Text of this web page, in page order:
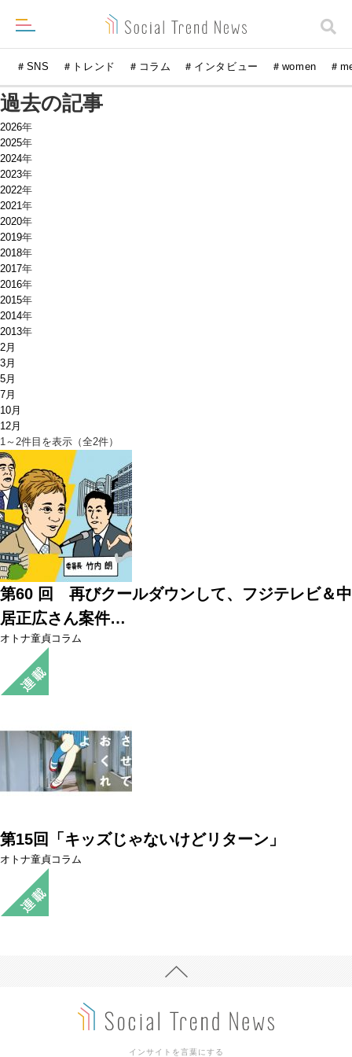
＃SNS ＃トレンド ＃コラム ＃インタビュー ＃women ＃
過去の記事
2026年
2025年
2024年
2023年
2022年
2021年
2020年
2019年
2018年
2017年
2016年
2015年
2014年
2013年
2月
3月
5月
7月
10月
12月
1～2件目を表示（全2件）
第60 回 再びクールダウンして、フジテレビ＆中
居正広さん案件…
オトナ童貞コラム
第15回「キッズじゃないけどリターン」
オトナ童貞コラム
インサイトを言葉にする